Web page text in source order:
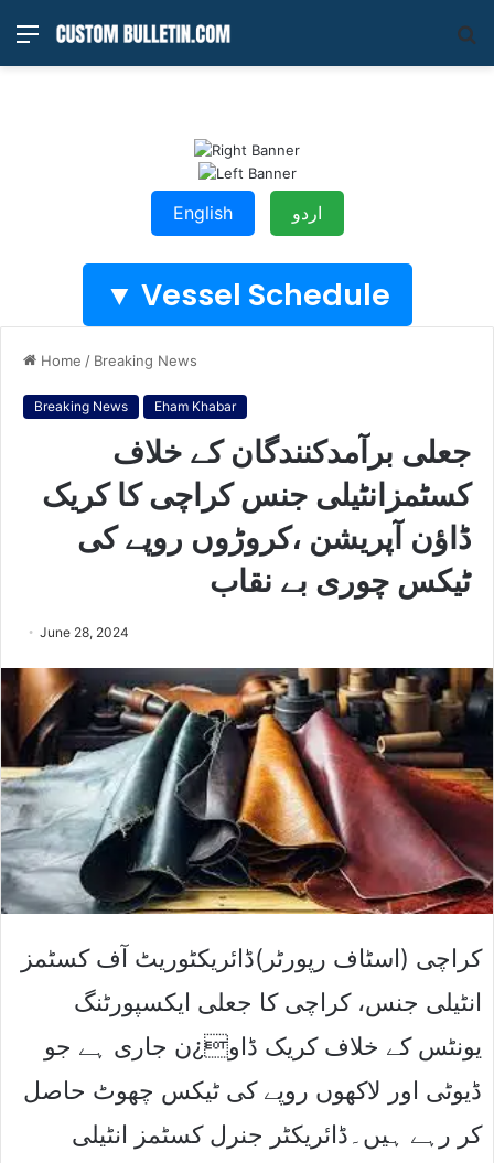
Menu
English اردو
Vessel Schedule ▼
Home / Breaking News
Breaking News Eham Khabar
جعلی برآمدکنندگان کے خلاف
کسٹمزانٹیلی جنس کراچی کا کریک
ڈاﺅن آپریشن ،کروڑوں روپے کی
ٹیکس چوری بے نقاب
June 28, 2024
کراچی (اسٹاف رپورٹر)ڈائریکٹوریٹ آف کسٹمز
انٹیلی جنس، کراچی کا جعلی ایکسپورٹنگ
یونٹس کے خلاف کریک ڈاو¿ن جاری ہے جو
ڈیوٹی اور لاکھوں روپے کی ٹیکس چھوٹ حاصل
کر رہے ہیں۔ڈائریکٹر جنرل کسٹمز انٹیلی